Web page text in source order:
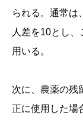
られる。通常は
人差を10とし
用いる。
次に、農薬の残
正に使用した場